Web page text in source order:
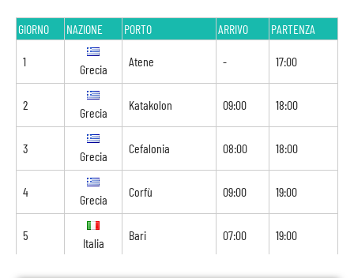
GIORNO NAZIONE PORTO ARRIVO PARTENZA
1
Grecia
Atene - 17:00
2
Grecia
Katakolon 09:00 18:00
3
Grecia
Cefalonia 08:00 18:00
4
Grecia
Corfù 09:00 19:00
5
Italia
Bari 07:00 19:00